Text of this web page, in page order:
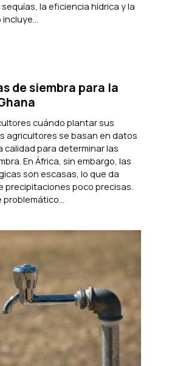
la eficiencia hídrica y la
de siembra para la
cuándo plantar sus
agricultores se basan en datos
para determinar las
En África, sin embargo, las
son escasas, lo que da
precipitaciones poco precisas.